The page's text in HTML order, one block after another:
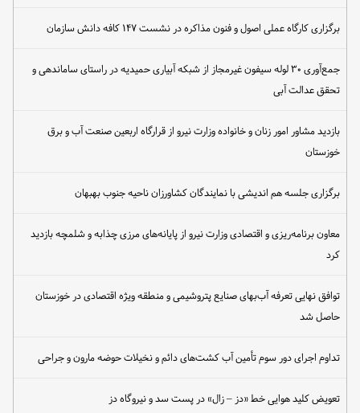
برگزاری کارگاه عملی اصول و فنون مذاکره در نشست ۱۴۷ کافه دانش سازمان
جمع‌آوری ۳۰ لوله سیفون غیرمجاز از شبکه آبیاری حمیدیه در راستای ساماندهی و
تحقق عدالت آبی
بازدید مشاور امور زنان و خانواده وزارت نیرو از قرارگاه اربعین صنعت آب و برق
خوزستان
برگزاری جلسه هم اندیشی با نمایندگان کشاورزان ناحیه جنوب بهبهان
معاون برنامه‌ریزی و اقتصادی وزارت نیرو از پایانه‌های مرزی چذابه و شلمچه بازدید
کرد
توافق نهایی تعرفه آب‌بهای صنایع پتروشیمی و منطقه ویژه اقتصادی در خوزستان
حاصل شد
تداوم اجرای دور سوم تأمین آب کشت‌های دائم و نخیلات حوضه مارون و جراحی
تعویض کلید هوایی خط «دز – زال» در پست سد و نیروگاه دز